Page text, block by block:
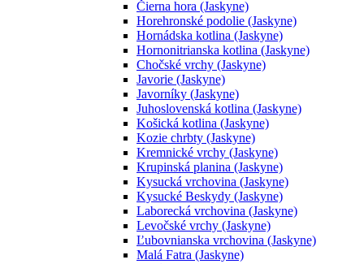
Čierna hora (Jaskyne)
Horehronské podolie (Jaskyne)
Hornádska kotlina (Jaskyne)
Hornonitrianska kotlina (Jaskyne)
Chočské vrchy (Jaskyne)
Javorie (Jaskyne)
Javorníky (Jaskyne)
Juhoslovenská kotlina (Jaskyne)
Košická kotlina (Jaskyne)
Kozie chrbty (Jaskyne)
Kremnické vrchy (Jaskyne)
Krupinská planina (Jaskyne)
Kysucká vrchovina (Jaskyne)
Kysucké Beskydy (Jaskyne)
Laborecká vrchovina (Jaskyne)
Levočské vrchy (Jaskyne)
Ľubovnianska vrchovina (Jaskyne)
Malá Fatra (Jaskyne)